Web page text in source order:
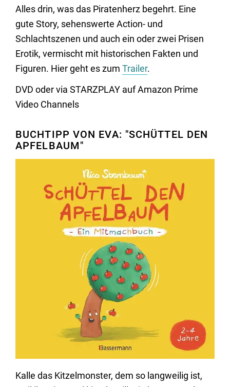
Alles drin, was das Piratenherz begehrt. Eine
gute Story, sehenswerte Action- und
Schlachtszenen und auch ein oder zwei Prisen
Erotik, vermischt mit historischen Fakten und
Figuren. Hier geht es zum Trailer.
DVD oder via STARZPLAY auf Amazon Prime
Video Channels
BUCHTIPP VON EVA: "SCHÜTTEL DEN
APFELBAUM"
Kalle das Kitzelmonster, dem so langweilig ist,